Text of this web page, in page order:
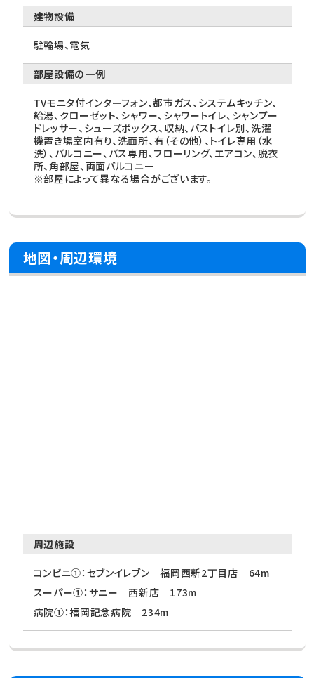
建物設備
駐輪場、電気
部屋設備の一例
TVモニタ付インターフォン、都市ガス、システムキッチン、
給湯、クローゼット、シャワー、シャワートイレ、シャンプー
ドレッサー、シューズボックス、収納、バストイレ別、洗濯
機置き場室内有り、洗面所、有（その他）、トイレ専用（水
洗）、バルコニー、バス専用、フローリング、エアコン、脱衣
所、角部屋、両面バルコニー
※部屋によって異なる場合がございます。
地図・周辺環境
周辺施設
コンビニ①：セブンイレブン 福岡西新2丁目店 64m
スーパー①：サニー 西新店 173m
病院①：福岡記念病院 234m